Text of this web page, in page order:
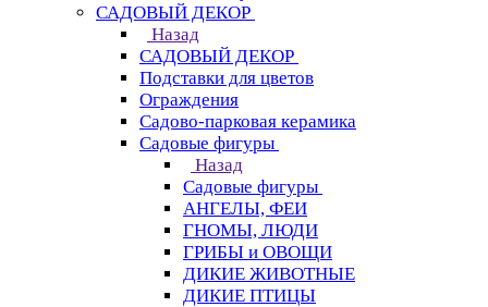
САДОВЫЙ ДЕКОР
Назад
САДОВЫЙ ДЕКОР
Подставки для цветов
Ограждения
Садово-парковая керамика
Садовые фигуры
Назад
Садовые фигуры
АНГЕЛЫ, ФЕИ
ГНОМЫ, ЛЮДИ
ГРИБЫ и ОВОЩИ
ДИКИЕ ЖИВОТНЫЕ
ДИКИЕ ПТИЦЫ